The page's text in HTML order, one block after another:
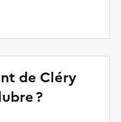
de Cléry
?